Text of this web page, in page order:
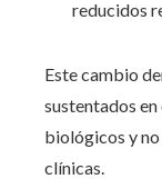
reducidos
Este cambio
sustentados
biológicos y
clínicas.